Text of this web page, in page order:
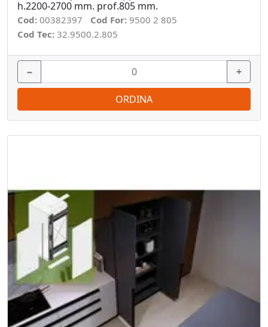
h.2200-2700 mm. prof.805 mm.
Cod: 00382397 Cod For: 9500 2 805
Cod Tec: 32.9500.2.805
− +
ORDINA